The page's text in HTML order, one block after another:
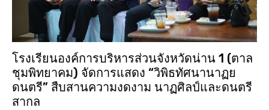
โรงเรียนองค์การบริหารส่วนจังหวัดน่าน 1 (ตาล
ชุมพิทยาคม) จัดการแสดง “วิพิธทัศนานาฏย
ดนตรี” สืบสานความงดงาม นาฏศิลป์และดนตรี
สากล